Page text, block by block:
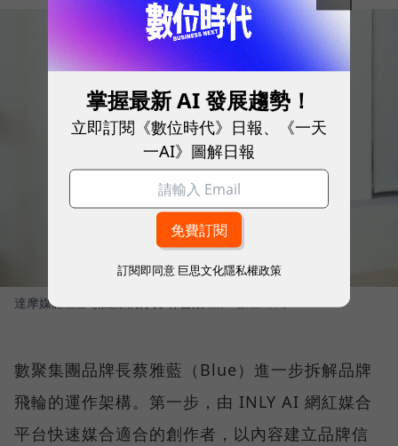
達摩媒體暨影領國際執行長 林合政 圖／ 數位時代
數聚集團品牌長蔡雅藍（Blue）進一步拆解品牌
飛輪的運作架構。第一步，由 INLY AI 網紅媒合
平台快速媒合適合的創作者，以內容建立品牌信
掌握最新 AI 發展趨勢！
立即訂閱《數位時代》日報、《一天
一AI》圖解日報
訂閱即同意 巨思文化隱私權政策